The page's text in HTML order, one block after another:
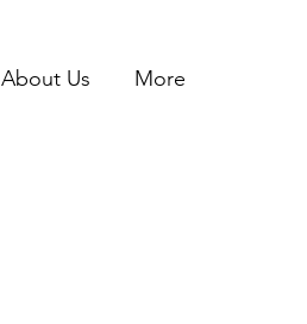
About Us More